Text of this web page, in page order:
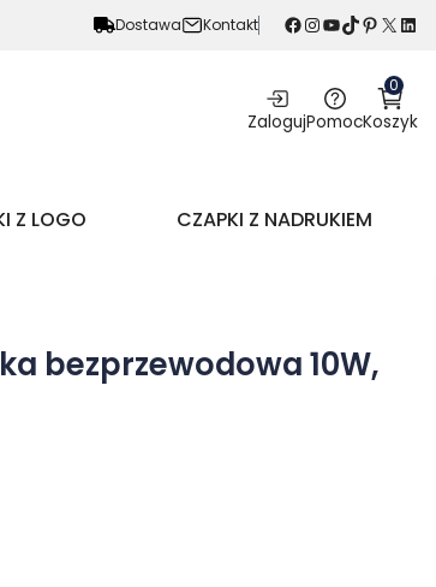
Dostawa Kontakt Facebook InstagramYouTube TikTok Pinterest X LinkedIn
ZalogujPomoc
0
Koszyk
Z LOGO CZAPKI Z NADRUKIEM
bezprzewodowa 10W,